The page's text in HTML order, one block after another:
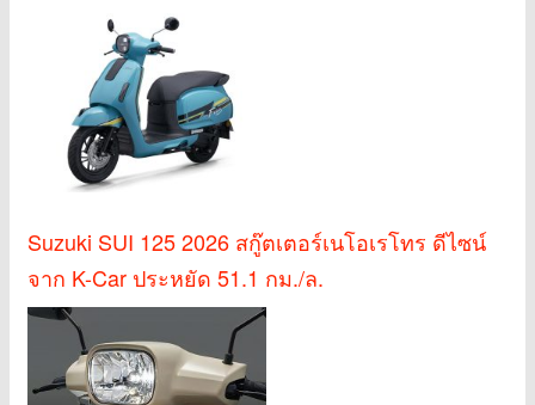
Suzuki SUI 125 2026 สกู๊ตเตอร์เนโอเรโทร ดีไซน์
จาก K-Car ประหยัด 51.1 กม./ล.